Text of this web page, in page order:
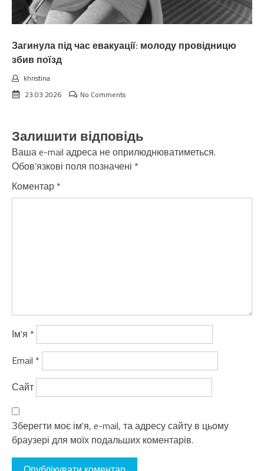
Загинула під час евакуації: молоду провідницю
збив поїзд
khristina
23.03.2026
No Comments
Залишити відповідь
Ваша e-mail адреса не оприлюднюватиметься.
Обов’язкові поля позначені *
Коментар *
Ім'я *
Email *
Сайт
Зберегти моє ім'я, e-mail, та адресу сайту в цьому
браузері для моїх подальших коментарів.